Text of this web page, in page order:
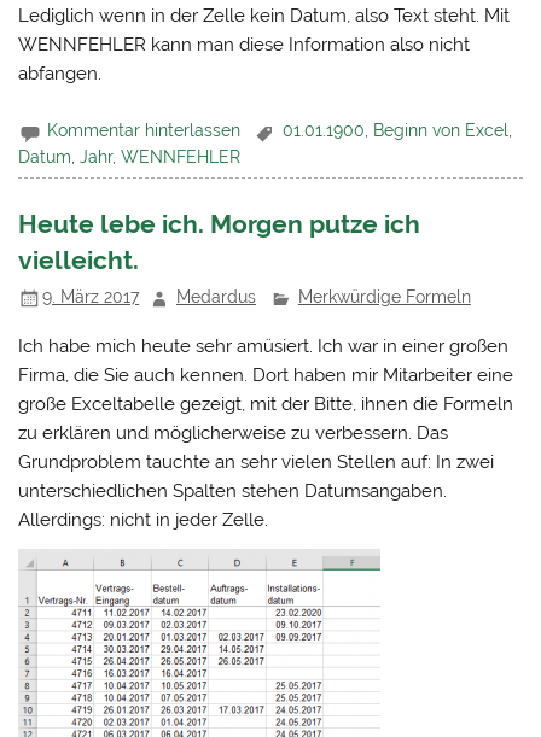
Lediglich wenn in der Zelle kein Datum, also Text steht. Mit
WENNFEHLER kann man diese Information also nicht
abfangen.
Kommentar hinterlassen 01.01.1900, Beginn von Excel,
Datum ,Jahr,WENNFEHLER
Heute lebe ich. Morgen putze ich
vielleicht.
9. März 2017 Medardus Merkwürdige Formeln
Ich habe mich heute sehr amüsiert. Ich war in einer großen
Firma, die Sie auch kennen. Dort haben mir Mitarbeiter eine
große Exceltabelle gezeigt, mit der Bitte, ihnen die Formeln
zu erklären und möglicherweise zu verbessern. Das
Grundproblem tauchte an sehr vielen Stellen auf: In zwei
unterschiedlichen Spalten stehen Datumsangaben.
Allerdings: nicht in jeder Zelle.